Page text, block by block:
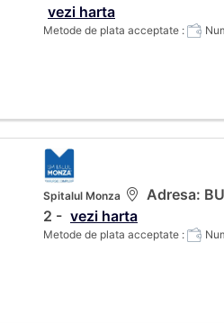
vezi harta
Metode de plata acceptate :
Spitalul Monza
Adresa:
2 - vezi harta
Metode de plata acceptate :